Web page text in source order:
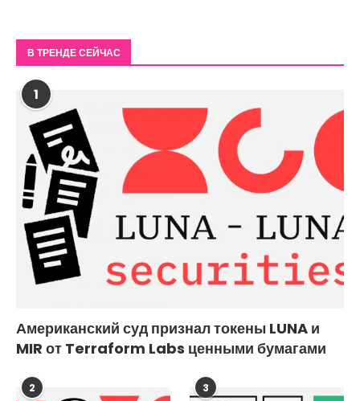
В ТРЕНДЕ СЕЙЧАС
1
Американский суд признал токены LUNA и
MIR от Terraform Labs ценными бумагами
2 3